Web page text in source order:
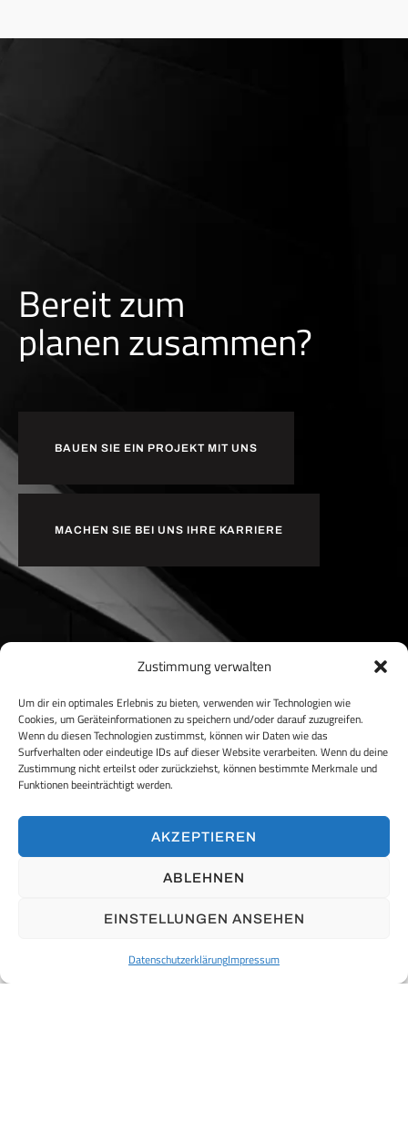
Zustimmung verwalten
Um dir ein optimales Erlebnis zu bieten, verwenden wir Technologien wie
Cookies, um Geräteinformationen zu speichern und/oder darauf zuzugreifen.
Wenn du diesen Technologien zustimmst, können wir Daten wie das
Surfverhalten oder eindeutige IDs auf dieser Website verarbeiten. Wenn du deine
Zustimmung nicht erteilst oder zurückziehst, können bestimmte Merkmale und
Funktionen beeinträchtigt werden.
AKZEPTIEREN
ABLEHNEN
EINSTELLUNGEN ANSEHEN
DatenschutzerklärungImpressum
Bereit zum
planen zusammen?
BAUEN SIE EIN PROJEKT MIT UNS
MACHEN SIE BEI UNS IHRE KARRIERE
Geschäftsführer:
Amtsgericht Hamburg HRB 157155
UST-ld-Nr.: DE324024270